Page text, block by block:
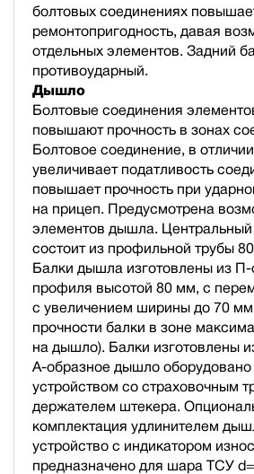
болтовых соединениях
ремонтопригодность, давая
отдельных элементов. Задний
противоударный.
Дышло
Болтовые соединения
повышают прочность в зонах
Болтовое соединение, в
увеличивает податливость
повышает прочность при
на прицеп. Предусмотрена
элементов дышла.
состоит из профильной трубы
Балки дышла изготовлены из П-
профиля высотой 80 мм, с
с увеличением ширины до 70
прочности балки в зоне
на дышло). Балки изготовлены
А-образное дышло
устройством со страховочным
держателем штекера.
комплектация удлинителем
устройство с индикатором
предназначено для шара ТСУ